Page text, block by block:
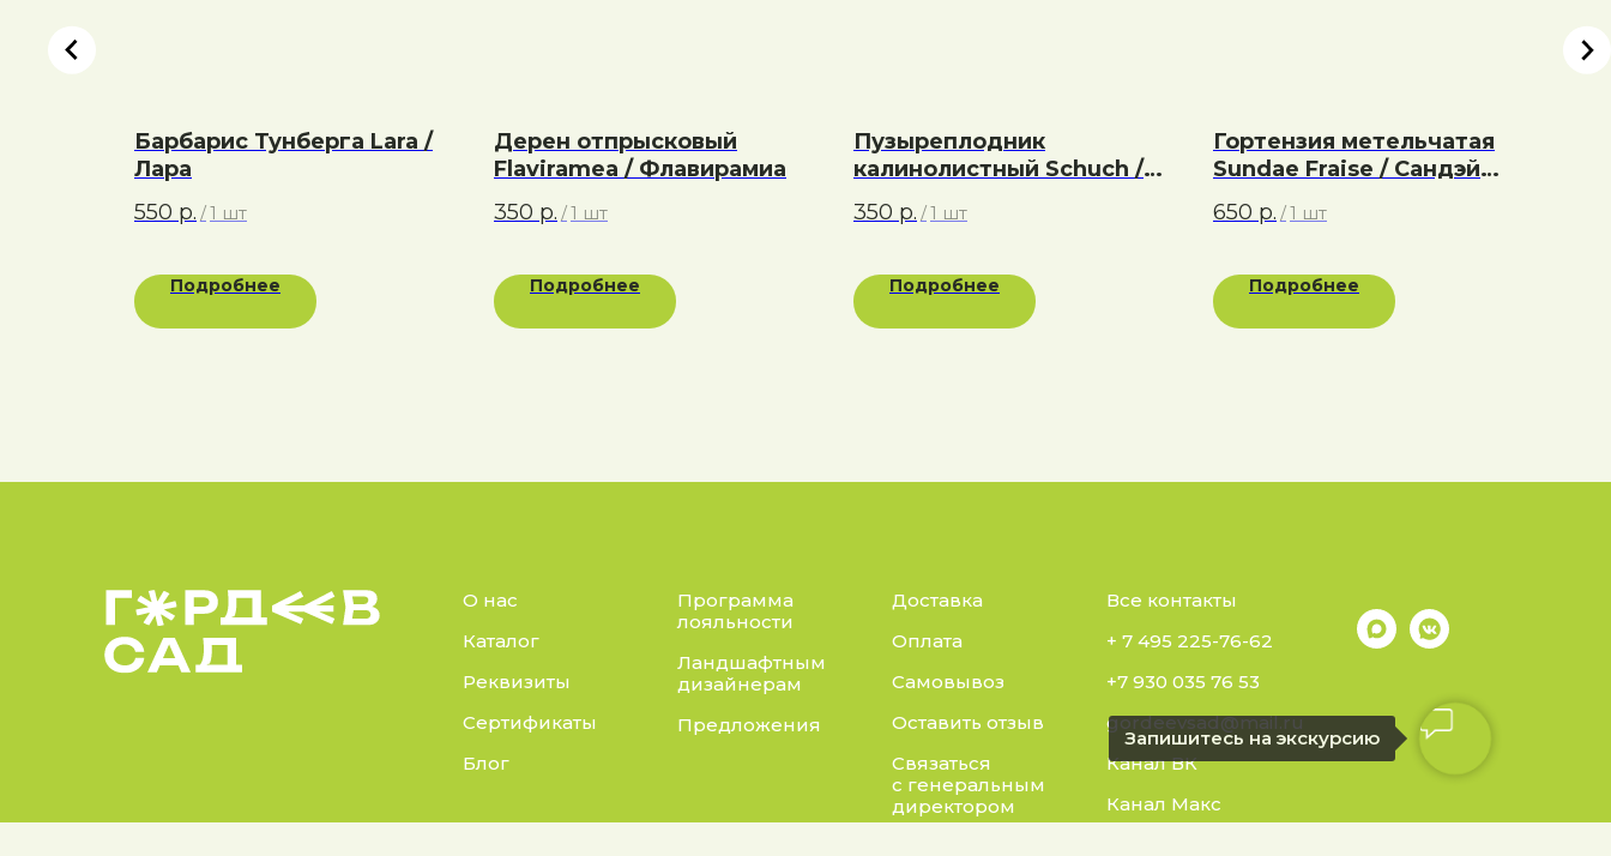
Запишитесь на экскурсию
Барбарис Тунберга Lara /
Лара
550 р. /1 шт
Подробнее
Дерен отпрысковый
Flaviramea / Флавирамиа
350 р. /1 шт
Подробнее
Пузыреплодник
калинолистный Schuch /
350 р. /1 шт
Подробнее
Гортензия метельчатая
Sundae Fraise / Сандэй
650 р. /1 шт
Подробнее
О нас
Каталог
Реквизиты
Сертификаты
Блог
Программа
лояльности
Ландшафтным
дизайнерам
Предложения
Доставка
Оплата
Самовывоз
Оставить отзыв
Связаться
с генеральным
директором
Все контакты
+ 7 495 225-76-62
+7 930 035 76 53
gordeevsad@mail.ru
Канал ВК
Канал Макс